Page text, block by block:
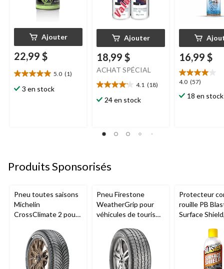
Ajouter
22,99 $
5.0 (1)
5.0
étoile(s)
3 en stock
Ajouter
18,99 $
ACHAT SPÉCIAL
4.1 (18)
4.1
étoile(s)
évaluations
24 en stock
16,99 $
4.0 (57)
4.0
étoile(s)
sur
18 en stock
Produits Sponsorisés
Pneu toutes saisons
Michelin
CrossClimate 2 pour
et multisegments
Pneu Firestone
WeatherGrip pour
véhicules de tourisme
multisegments
Protecteur
rouille PB
Surface